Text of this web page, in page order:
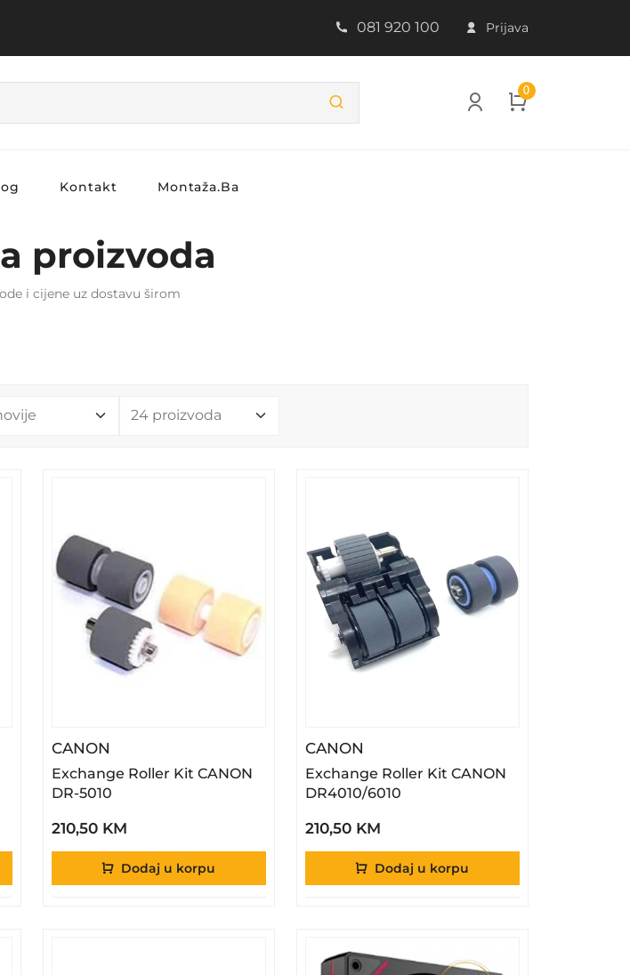
081 920 100 Prijava
0
Kontakt Montaža.ba
proizvoda
i cijene uz dostavu širom
CANON SF330
CANON – Exchange Roller Kit CANON DR-5010
Exchange Roller Kit CANON
DR-5010
210,50 KM
Dodaj u korpu
CANON
Exchange Roller Kit CANON
DR4010/6010
210,50 KM
Dodaj u korpu